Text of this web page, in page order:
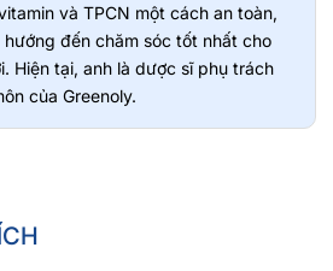
và TPCN một cách an toàn,
hướng đến chăm sóc tốt nhất cho
Hiện tại, anh là dược sĩ phụ trách
của Greenoly.